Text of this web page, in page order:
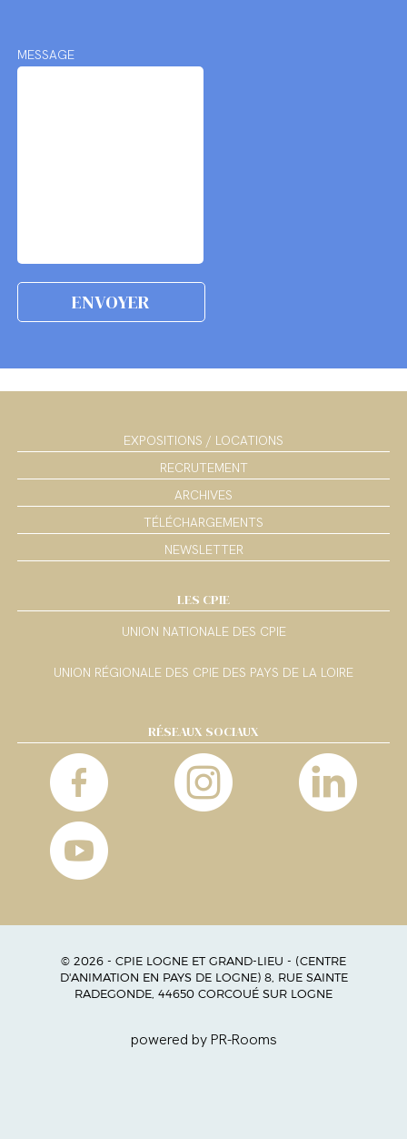
MESSAGE
EXPOSITIONS / LOCATIONS
RECRUTEMENT
ARCHIVES
TÉLÉCHARGEMENTS
NEWSLETTER
LES CPIE
UNION NATIONALE DES CPIE
UNION RÉGIONALE DES CPIE DES PAYS DE LA LOIRE
RÉSEAUX SOCIAUX
© 2026 - CPIE LOGNE ET GRAND-LIEU - (CENTRE
D'ANIMATION EN PAYS DE LOGNE) 8, RUE SAINTE
RADEGONDE, 44650 CORCOUÉ SUR LOGNE
powered by PR-Rooms